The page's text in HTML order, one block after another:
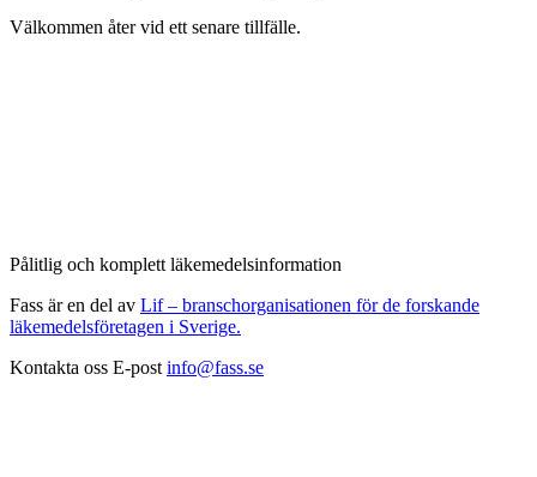
Välkommen åter vid ett senare tillfälle.
Pålitlig och komplett läkemedelsinformation
Fass är en del av Lif – branschorganisationen för de forskande
läkemedelsföretagen i Sverige.
Kontakta oss E-post info@fass.se